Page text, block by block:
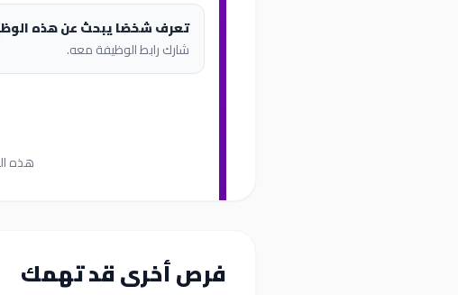
تعرف شخصًا يبحث عن هذه
شارك رابط الوظيفة معه.
هذه
فرص أخرى قد تهمك